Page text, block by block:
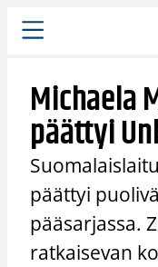
Siirry
sisältöön
Michaela
päättyi
päättyi
pääsarjassa.
ratkaisevan